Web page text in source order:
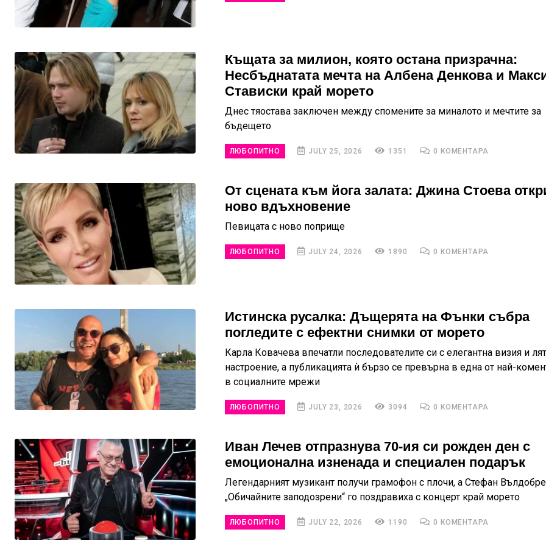
Къщата за милион, която остана призрачна:
Несбъднатата мечта на Албена Денкова и
Стависки край морето
Днес тяостава заключен между спомените за миналото и мечтите за
бъдещето
ЛЮБОПИТНО JULY 25, 2026 1351 0 КОМЕНТАРА
От сцената към йога залата: Джина Стоева
ново вдъхновение
Певицата с ново поприще
ЛЮБОПИТНО JULY 24, 2026 1890 0 КОМЕНТАРА
Истинска русалка: Дъщерята на Фънки събра
погледите с ефектни снимки от морето
Карла Ковачева впечатли последователите си с елегантна визия и
настроение, а публикацията ѝ бързо се превърна в една от най-
в социалните мрежи
ЛЮБОПИТНО JULY 23, 2026 3094 0 КОМЕНТАРА
Иван Лечев отпразнува 70-ия си рожден ден с
емоционална изненада и специален подарък
Легендарният музикант получи грамофон с плочи, а Стефан
„Обичайните заподозрени“ го поздравиха с концерт край морето
ЛЮБОПИТНО JULY 22, 2026 1190 0 КОМЕНТАРА